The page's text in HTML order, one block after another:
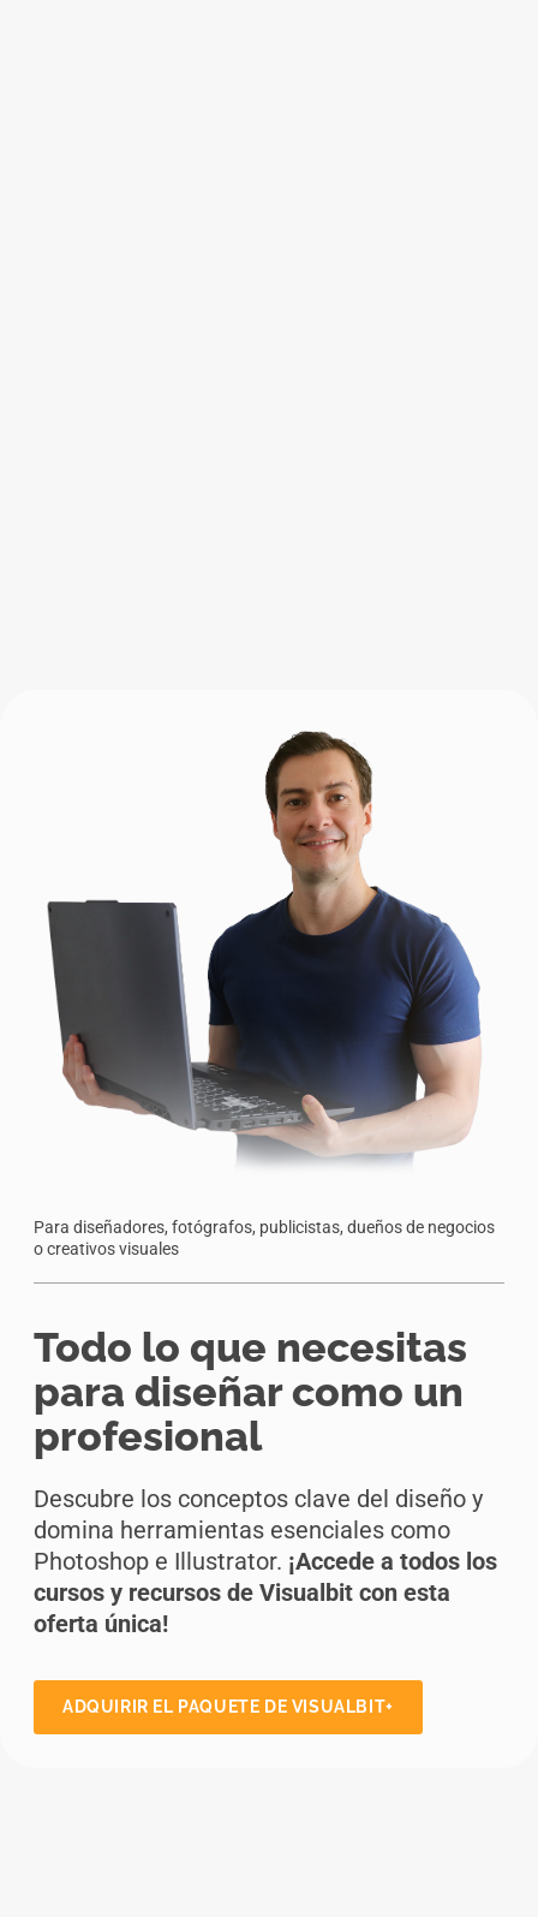
Para diseñadores, fotógrafos, publicistas, dueños de negocios
o creativos visuales
Todo lo que necesitas
para diseñar como un
profesional
Descubre los conceptos clave del diseño y
domina herramientas esenciales como
Photoshop e Illustrator. ¡Accede a todos los
cursos y recursos de Visualbit con esta
oferta única!
ADQUIRIR EL PAQUETE DE VISUALBIT+